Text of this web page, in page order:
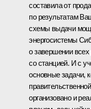
составила от
по результатам
схемы выдачи
энергосистемы
о завершении
со станцией. И с
основные задачи,
организовано и